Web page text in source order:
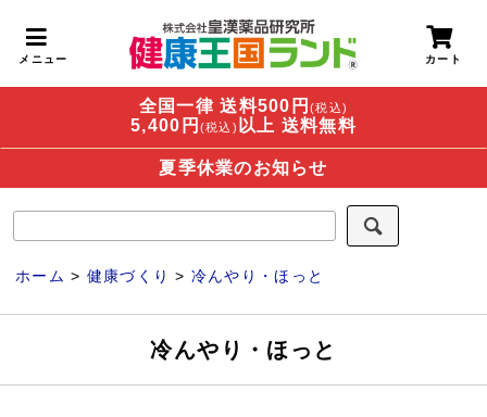
全国一律 送料500円 (税込)
5,400円 (税込) 以上 送料無料
夏季休業のお知らせ
ホーム > 健康づくり > 冷んやり・ほっと
冷んやり・ほっと